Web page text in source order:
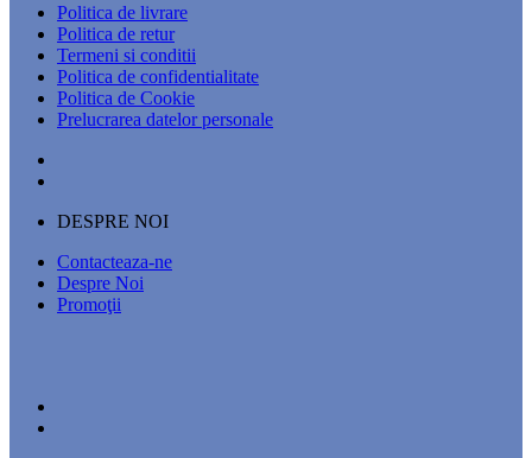
Politica de livrare
Politica de retur
Termeni si conditii
Politica de confidentialitate
Politica de Cookie
Prelucrarea datelor personale
DESPRE NOI
Contacteaza-ne
Despre Noi
Promoţii